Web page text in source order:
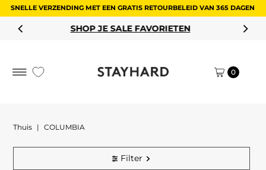
SNELLE VERZENDING MET EEN GRATIS RETOURBELEID VAN 365 DAGEN
SHOP JE SALE FAVORIETEN
0
Thuis | COLUMBIA
Filter